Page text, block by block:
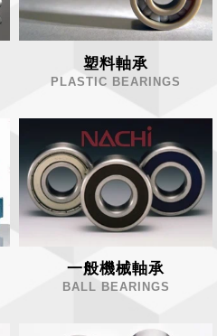
塑料軸承
PLASTIC BEARINGS
一般機械軸承
BALL BEARINGS